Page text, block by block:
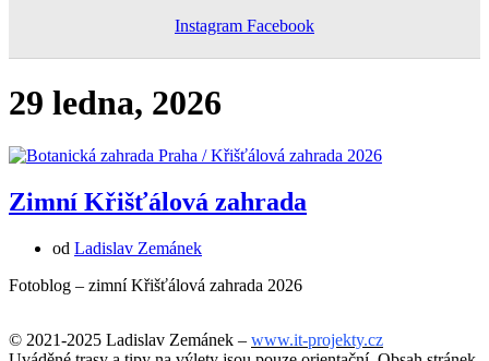
Instagram Facebook
29 ledna, 2026
Zimní Křišťálová zahrada
od Ladislav Zemánek
Fotoblog – zimní Křišťálová zahrada 2026
© 2021-2025 Ladislav Zemánek – www.it-projekty.cz